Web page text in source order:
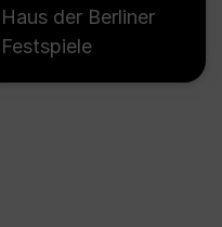
Haus der Berliner
Festspiele